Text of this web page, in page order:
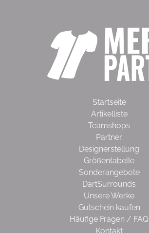
Startseite
Artikelliste
Teamshops
Partner
Designerstellung
Größentabelle
Sonderangebote
DartSurrounds
Unsere Werke
Gutschein kaufen
Häufige Fragen / FAQ
Kontakt